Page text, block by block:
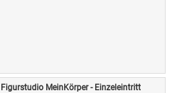
Figurstudio MeinKörper - Einzeleintritt